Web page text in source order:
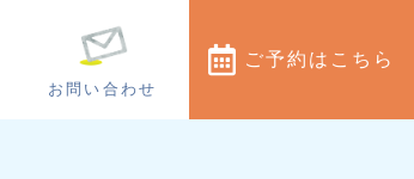
お問い合わせ
ご予約 はこちら